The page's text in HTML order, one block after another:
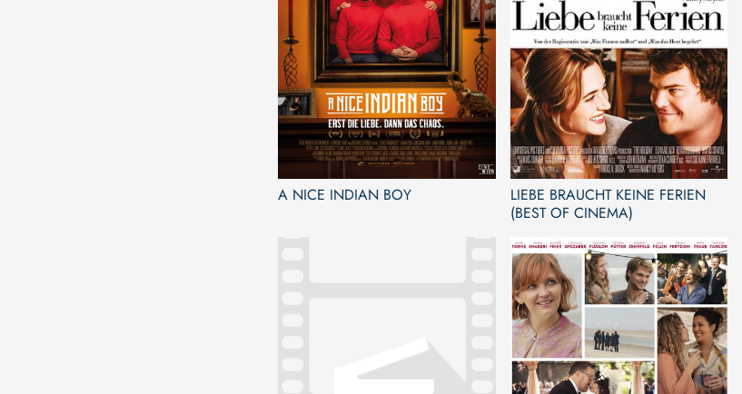
A NICE INDIAN BOY
LIEBE BRAUCHT KEINE FERIEN
(BEST OF CINEMA)